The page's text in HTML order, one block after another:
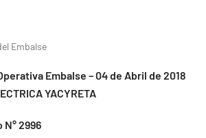
Embalse
Embalse – 04 de Abril de 2018
YACYRETA
2996